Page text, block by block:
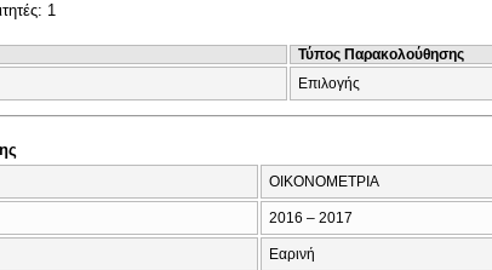
1
Τύπος Παρακολούθησης
Επιλογής
ΟΙΚΟΝΟΜΕΤΡΙΑ
2016 – 2017
Εαρινή